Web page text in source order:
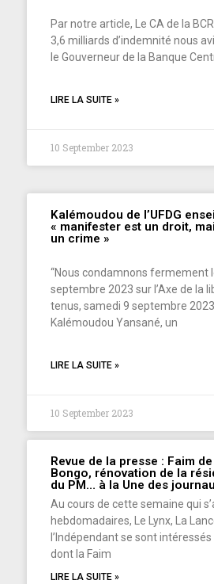
Par notre article, Le CA de la
3,6 milliards d’indemnité nous
le Gouverneur de la Banque
LIRE LA SUITE »
10 September 2023
Kalémoudou de l’UFDG
« manifester est un droit,
un crime »
‘‘Nous condamnons fermement
septembre 2023 sur l’Axe de la
tenus, samedi 9 septembre
Kalémoudou Yansané, un
LIRE LA SUITE »
10 September 2023
Revue de la presse : Faim
Bongo, rénovation de la
du PM… à la Une des
Au cours de cette semaine qui
hebdomadaires, Le Lynx, La
l’Indépendant se sont
dont la Faim
LIRE LA SUITE »